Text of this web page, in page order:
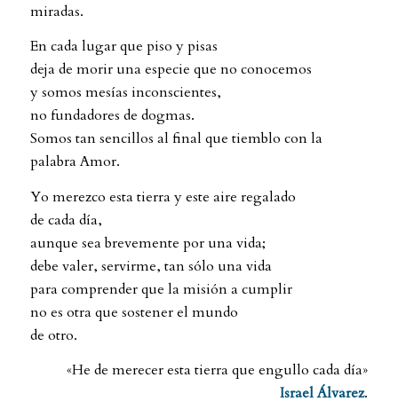
miradas.
En cada lugar que piso y pisas
deja de morir una especie que no conocemos
y somos mesías inconscientes,
no fundadores de dogmas.
Somos tan sencillos al final que tiemblo con la
palabra Amor.
Yo merezco esta tierra y este aire regalado
de cada día,
aunque sea brevemente por una vida;
debe valer, servirme, tan sólo una vida
para comprender que la misión a cumplir
no es otra que sostener el mundo
de otro.
«He de merecer esta tierra que engullo cada día»
Israel Álvarez.